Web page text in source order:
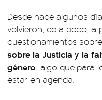
Desde hace algunos
volvieron, de a poco, a
cuestionamientos sobre
sobre la Justicia y la
género, algo que para
estar en agenda.